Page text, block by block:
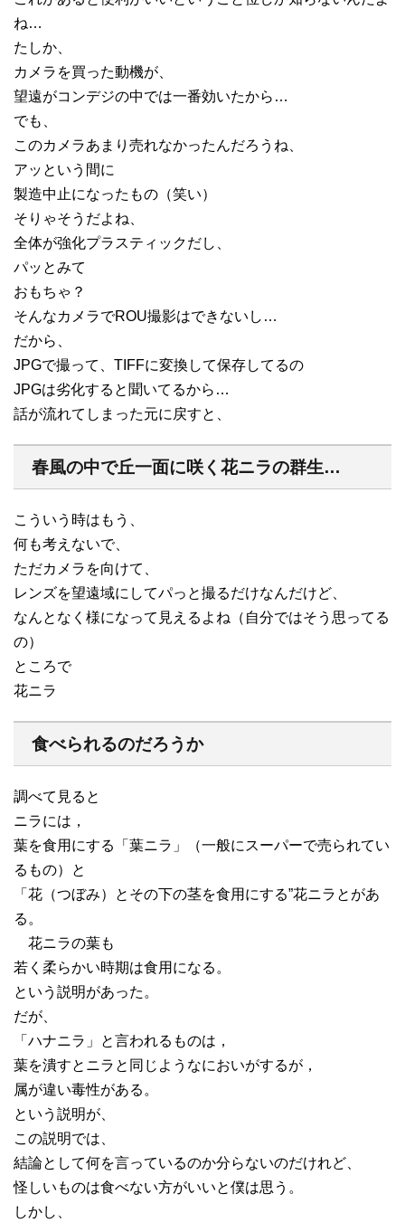
ね…
たしか、
カメラを買った動機が、
望遠がコンデジの中では一番効いたから…
でも、
このカメラあまり売れなかったんだろうね、
アッという間に
製造中止になったもの（笑い）
そりゃそうだよね、
全体が強化プラスティックだし、
パッとみて
おもちゃ？
そんなカメラでROU撮影はできないし…
だから、
JPGで撮って、TIFFに変換して保存してるの
JPGは劣化すると聞いてるから…
話が流れてしまった元に戻すと、
春風の中で丘一面に咲く花ニラの群生…
こういう時はもう、
何も考えないで、
ただカメラを向けて、
レンズを望遠域にしてパっと撮るだけなんだけど、
なんとなく様になって見えるよね（自分ではそう思ってる
の）
ところで
花ニラ
食べられるのだろうか
調べて見ると
ニラには，
葉を食用にする「葉ニラ」（一般にスーパーで売られてい
るもの）と
「花（つぼみ）とその下の茎を食用にする”花ニラとがあ
る。
花ニラの葉も
若く柔らかい時期は食用になる。
という説明があった。
だが、
「ハナニラ」と言われるものは，
葉を潰すとニラと同じようなにおいがするが，
属が違い毒性がある。
という説明が、
この説明では、
結論として何を言っているのか分らないのだけれど、
怪しいものは食べない方がいいと僕は思う。
しかし、